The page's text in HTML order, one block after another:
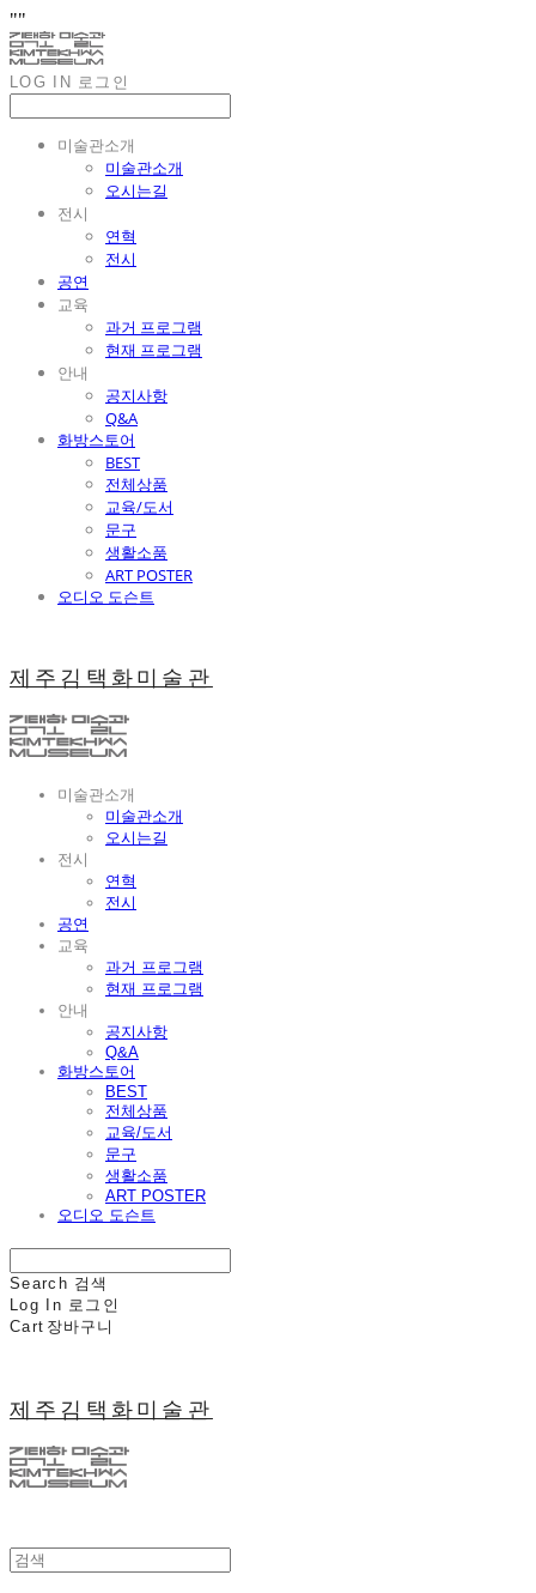
""
LOG IN 로그인
미술관소개
미술관소개
오시는길
전시
연혁
전시
공연
교육
과거 프로그램
현재 프로그램
안내
공지사항
Q&A
화방스토어
BEST
전체상품
교육/도서
문구
생활소품
ART POSTER
오디오 도슨트
제주김택화미술관
미술관소개
미술관소개
오시는길
전시
연혁
전시
공연
교육
과거 프로그램
현재 프로그램
안내
공지사항
Q&A
화방스토어
BEST
전체상품
교육/도서
문구
생활소품
ART POSTER
오디오 도슨트
Search 검색
Log In 로그인
Cart 장바구니
제주김택화미술관